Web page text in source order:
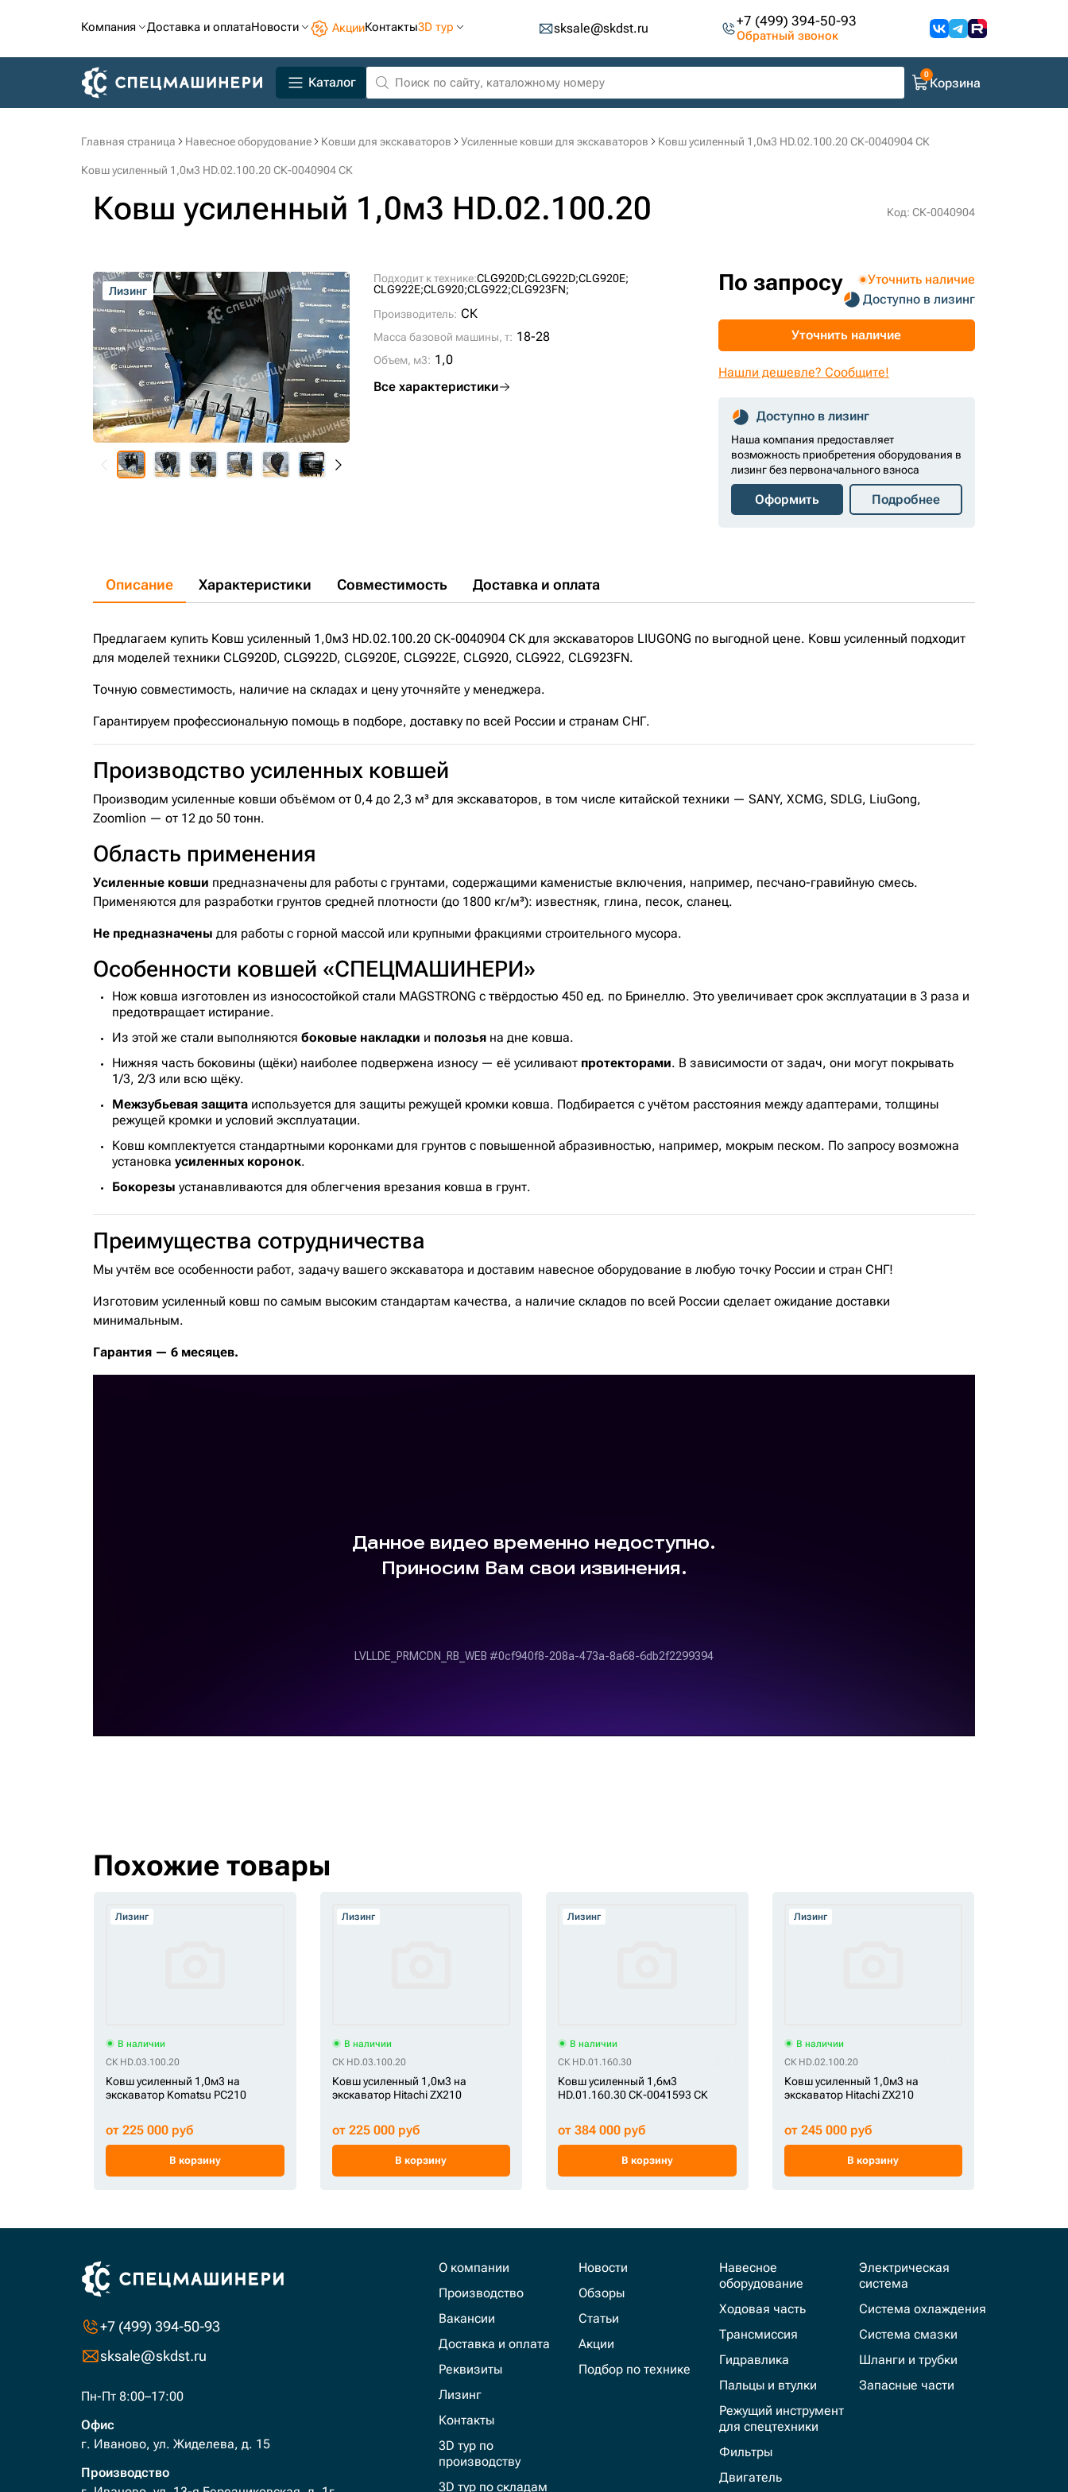
Компания Доставка и оплатаНовости АкцииКонтакты3D тур sksale@skdst.ru +7 (499) 394-50-93
Обратный звонок
Каталог Корзина
Главная страница Навесное оборудование Ковши для экскаваторов Усиленные ковши для экскаваторов Ковш усиленный 1,0м3 HD.02.100.20 СК-0040904 СК
Ковш усиленный 1,0м3 HD.02.100.20 СК-0040904 СК
Ковш усиленный 1,0м3 HD.02.100.20 Код: СК-0040904
Лизинг
Лизинг
Лизинг
Лизинг
Лизинг
Лизинг
Подходит к технике:CLG920D;CLG922D;CLG920E;
CLG922E;CLG920;CLG922;CLG923FN;
Производитель: СК
Масса базовой машины, т: 18-28
Объем, м3: 1,0
Все характеристики
По запросу
Уточнить наличие
Доступно в лизинг
Уточнить наличие
Нашли дешевле? Сообщите!
Доступно в лизинг
Наша компания предоставляет
возможность приобретения оборудования в
лизинг без первоначального взноса
Оформить Подробнее
Описание Характеристики Совместимость Доставка и оплата
Предлагаем купить Ковш усиленный 1,0м3 HD.02.100.20 СК-0040904 СК для экскаваторов LIUGONG по выгодной цене. Ковш усиленный подходит
для моделей техники CLG920D, CLG922D, CLG920E, CLG922E, CLG920, CLG922, CLG923FN.
Точную совместимость, наличие на складах и цену уточняйте у менеджера.
Гарантируем профессиональную помощь в подборе, доставку по всей России и странам СНГ.
Производство усиленных ковшей
Производим усиленные ковши объёмом от 0,4 до 2,3 м³ для экскаваторов, в том числе китайской техники — SANY, XCMG, SDLG, LiuGong,
Zoomlion — от 12 до 50 тонн.
Область применения
Усиленные ковши предназначены для работы с грунтами, содержащими каменистые включения, например, песчано-гравийную смесь.
Применяются для разработки грунтов средней плотности (до 1800 кг/м³): известняк, глина, песок, сланец.
Не предназначены для работы с горной массой или крупными фракциями строительного мусора.
Особенности ковшей «СПЕЦМАШИНЕРИ»
Нож ковша изготовлен из износостойкой стали MAGSTRONG с твёрдостью 450 ед. по Бринеллю. Это увеличивает срок эксплуатации в 3 раза и
предотвращает истирание.
Из этой же стали выполняются боковые накладки и полозья на дне ковша.
Нижняя часть боковины (щёки) наиболее подвержена износу — её усиливают протекторами. В зависимости от задач, они могут покрывать
1/3, 2/3 или всю щёку.
Межзубьевая защита используется для защиты режущей кромки ковша. Подбирается с учётом расстояния между адаптерами, толщины
режущей кромки и условий эксплуатации.
Ковш комплектуется стандартными коронками для грунтов с повышенной абразивностью, например, мокрым песком. По запросу возможна
установка усиленных коронок.
Бокорезы устанавливаются для облегчения врезания ковша в грунт.
Преимущества сотрудничества
Мы учтём все особенности работ, задачу вашего экскаватора и доставим навесное оборудование в любую точку России и стран СНГ!
Изготовим усиленный ковш по самым высоким стандартам качества, а наличие складов по всей России сделает ожидание доставки
минимальным.
Гарантия — 6 месяцев.
Похожие товары
Лизинг
В наличии
СК HD.03.100.20
Ковш усиленный 1,0м3 на
экскаватор Komatsu PC210
от 225 000 руб
В корзину
Лизинг
В наличии
СК HD.03.100.20
Ковш усиленный 1,0м3 на
экскаватор Hitachi ZX210
от 225 000 руб
В корзину
Лизинг
В наличии
СК HD.01.160.30
Ковш усиленный 1,6м3
HD.01.160.30 СК-0041593 СК
от 384 000 руб
В корзину
Лизинг
В наличии
СК HD.02.100.20
Ковш усиленный 1,0м3 на
экскаватор Hitachi ZX210
от 245 000 руб
В корзину
+7 (499) 394-50-93
sksale@skdst.ru
Пн-Пт 8:00–17:00
Офис
г. Иваново, ул. Жиделева, д. 15
Производство
О компании
Производство
Вакансии
Доставка и оплата
Реквизиты
Лизинг
Контакты
3D тур по
производству
3D тур по складам
Новости
Обзоры
Статьи
Акции
Подбор по технике
Навесное
оборудование
Ходовая часть
Трансмиссия
Гидравлика
Пальцы и втулки
Режущий инструмент
для спецтехники
Фильтры
Двигатель
Электрическая
система
Система охлаждения
Система смазки
Шланги и трубки
Запасные части